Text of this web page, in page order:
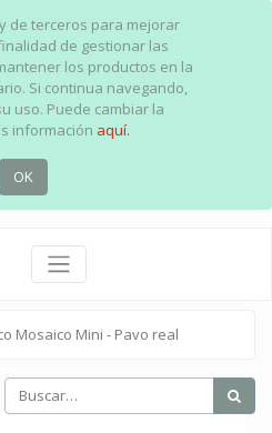
de terceros para mejorar
de gestionar las
los productos en la
Si continua navegando,
uso. Puede cambiar la
información aquí.
OK
Mosaico Mini - Pavo real